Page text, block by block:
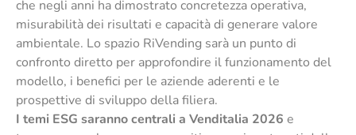
che negli anni ha dimostrato concretezza operativa,
misurabilità dei risultati e capacità di generare valore
ambientale. Lo spazio RiVending sarà un punto di
confronto diretto per approfondire il funzionamento del
modello, i benefici per le aziende aderenti e le
prospettive di sviluppo della filiera.
I temi ESG saranno centrali a Venditalia 2026 e